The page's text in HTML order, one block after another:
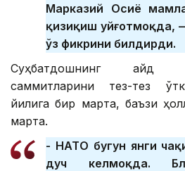
Марказий Осиё
қизиқиш уйғотмоқда,
ўз фикрини билдирди.
Суҳбатдошнинг
саммитларини тез-тез
йилига бир марта, баъзи
марта.
- НАТО бугун янги
дуч келмоқда.